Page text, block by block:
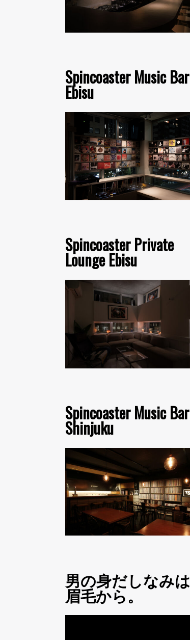
Spincoaster Music Bar
Ebisu
Spincoaster Private
Lounge Ebisu
Spincoaster Music Bar
Shinjuku
男の身だしなみは
眉毛から。